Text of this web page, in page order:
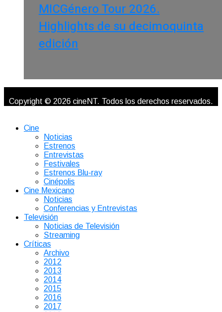
MICGénero Tour 2026.
Highlights de su decimoquinta
edición
Copyright © 2026 cineNT. Todos los derechos reservados.
Cine
Noticias
Estrenos
Entrevistas
Festivales
Estrenos Blu-ray
Cinépolis
Cine Mexicano
Noticias
Conferencias y Entrevistas
Televisión
Noticias de Televisión
Streaming
Críticas
Archivo
2012
2013
2014
2015
2016
2017